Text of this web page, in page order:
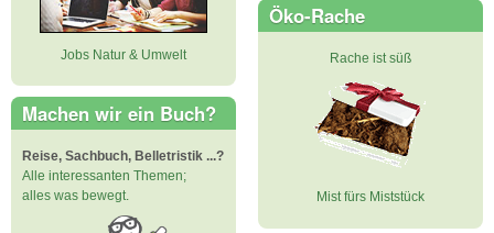
Jobs Natur & Umwelt
Machen wir ein Buch?
Reise, Sachbuch, Belletristik ...?
Alle interessanten Themen;
alles was bewegt.
Öko-Rache
Rache ist süß
Mist fürs Miststück